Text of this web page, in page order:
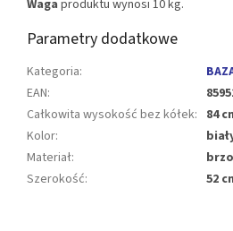
Waga produktu wynosi 10 kg.
Parametry dodatkowe
Kategoria:
EAN:
Całkowita wysokość bez kółek: 84
Kolor:
Materiał:
Szerokość: 52